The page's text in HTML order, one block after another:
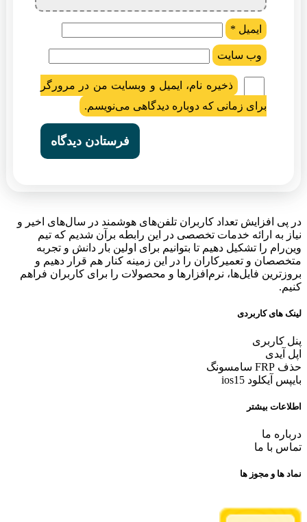
ایمیل *
وب‌ سایت
ذخیره نام، ایمیل و وبسایت من در مرورگر
برای زمانی که دوباره دیدگاهی می‌نویسم.
در پی افزایش تعداد کاربران تلفن‌های هوشمند در سال‌های اخیر و
نیاز به ارائه خدمات تخصصی در این رابطه برآن شدیم که تیم
وین‌رام را تشکیل دهیم تا بتوانیم برای اولین بار دانش و تجربه
متخصصان و تعمیرکاران را در این زمینه کنار هم قرار دهیم و
بروزترین فایل‌ها، نرم‌افزارها و محصولات را برای کاربران فراهم
کنیم.
لینک های کاربردی
پنل کاربری
اپل آیدی
حذف FRP سامسونگ
بایپس آیکلود ios15
اطلاعات بیشتر
درباره ما
تماس با ما
نماد ها و مجوز ها